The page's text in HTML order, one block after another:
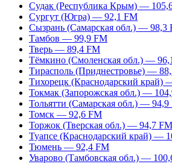
Судак (Республика Крым) —
Сургут (Югра) — 92,1 FM
Сызрань (Самарская обл.) — 98,3
Тамбов — 99,9 FM
Тверь — 89,4 FM
Тёмкино (Смоленская обл.) —
Тирасполь (Приднестровье) —
Тихорецк (Краснодарский край)
Токмак (Запорожская обл.) —
Тольятти (Самарская обл.) — 94,9
Томск — 92,6 FM
Торжок (Тверская обл.) — 94,7 FM
Туапсе (Краснодарский край) —
Тюмень — 92,4 FM
Уварово (Тамбовская обл.) —